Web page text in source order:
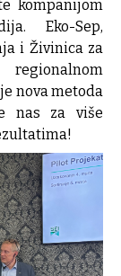
kompanijom
Eko-Sep,
i Živinica za
nova metoda
nas za više